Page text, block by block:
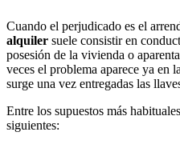
Cuando el perjudicado es el
alquiler suele consistir en
posesión de la vivienda o
veces el problema aparece ya en
surge una vez entregadas las
Entre los supuestos más
siguientes: